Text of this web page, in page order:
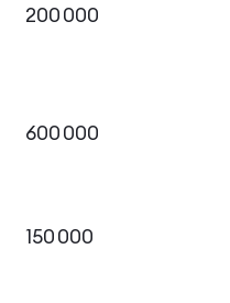
200 000
600 000
150 000